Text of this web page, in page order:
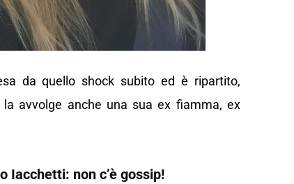
da quello shock subito ed è ripartito,
avvolge anche una sua ex fiamma, ex
Iacchetti: non c’è gossip!